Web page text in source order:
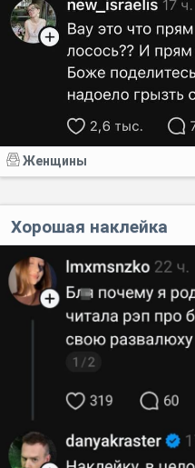
Женщины
Хорошая наклейка